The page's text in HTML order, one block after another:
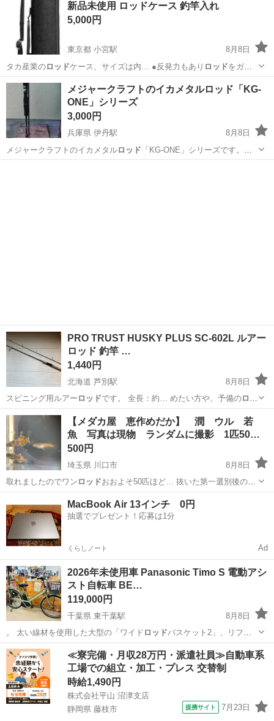
新品未使用 ロッドケース 釣竿入れ
5,000円
東京都 小宮駅
8月8日
タカ産業のロッド ケース、サイズは内… ●反発力もあり ロッドをガッ
チリガードし… に近いタイプで十分ロッドを保護できます。 …
東京 八王子市 小宮駅 その他 ロッド
メジャークラフトのイカメタルロッド「KG-
ONE」シリーズ
3,000円
兵庫県 伊丹駅
8月8日
メジャークラフトのイカメタルロッド 「KG-ONE」シリーズです。モ
デルは…
PRO TRUST HUSKY PLUS SC-602L ルアー
ロッド 釣竿 …
1,440円
北海道 芦別駅
8月8日
スピニング用ルアー ロッド です。 全長：約… めたい方や、予備のロッ
ドを探している方にも…
北海道 芦別市 芦別駅 マリンスポーツ
【メダカ屋 恵作めだか】 潤 ウル 若
魚 写真は現物 ランダムに撮影 1匹50…
500円
埼玉県 川口市
8月8日
取れましたのでワン ロッドおおよそ50匹ほど… 抜いた第一選別後のロ
ッドです まだまだ良…
川口市 その他 メダカ
MacBook Air 13インチ 0円
抽選でプレゼント！応募は1分
くらしノート Ad
2026年未使用車 Panasonic Timo S 電動アシ
スト自転車 BE…
119,000円
千葉県 東千葉駅
8月8日
。 太い線材を使用した大型の「ワイド ロッドバスケット2」、リフレ
クター一体式でワ…
千葉 千葉市 東千葉駅 電動アシスト自転車 26インチ
≪寮完備・月収28万円・派遣社員≫自動車系
工場での組立・加工・プレス 交替制
時給1,490円
株式会社平山 沼津支店
静岡県 藤枝市
提携サイト 7月23日